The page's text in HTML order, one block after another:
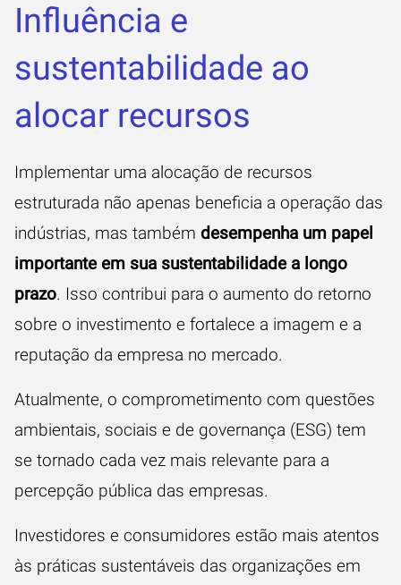
Influência e
sustentabilidade ao
alocar recursos
Implementar uma alocação de recursos
estruturada não apenas beneficia a operação das
indústrias, mas também desempenha um papel
importante em sua sustentabilidade a longo
prazo. Isso contribui para o aumento do retorno
sobre o investimento e fortalece a imagem e a
reputação da empresa no mercado.
Atualmente, o comprometimento com questões
ambientais, sociais e de governança (ESG) tem
se tornado cada vez mais relevante para a
percepção pública das empresas.
Investidores e consumidores estão mais atentos
às práticas sustentáveis das organizações em